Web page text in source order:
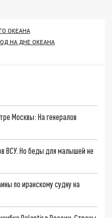
ОКЕАНА
НА ДНЕ ОКЕАНА
Москвы: На генералов
ВСУ. Но беды для малышей не
по иранскому судну на